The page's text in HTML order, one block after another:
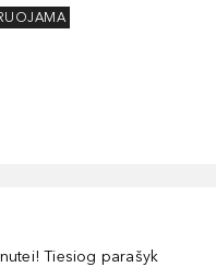
Tiesiog parašyk